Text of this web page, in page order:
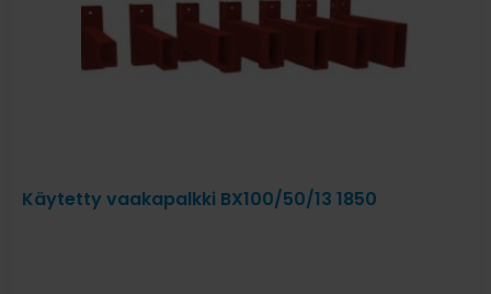
Käytetty vaakapalkki BX100/50/13 1850